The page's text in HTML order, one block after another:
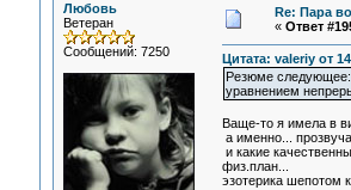
Любовь
Ветеран
Сообщений: 7250
Re: Пара
« Ответ
Цитата: valeriy от
Резюме следующее:
уравнением
Ваще-то я имела в
а именно...
и какие
физ.план...
эзотерика шепотом